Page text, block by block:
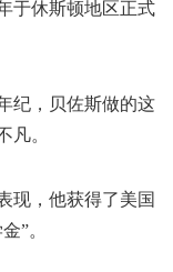
于休斯顿地区正式
纪，贝佐斯做的这
凡。
现，他获得了美国
”。